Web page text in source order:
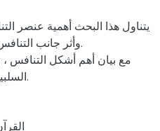
يتناول هذا البحث أهمية عنصر
وأثر جانب
مع بيان أهم أشكل التنافس ،
السلبية لكل شكل من أشكال التنافس.